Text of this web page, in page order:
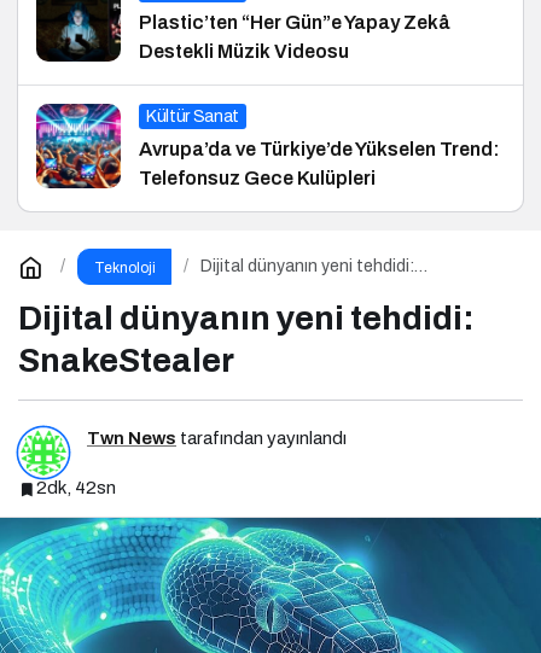
Plastic’ten “Her Gün”e Yapay Zekâ
Destekli Müzik Videosu
Kültür Sanat
Avrupa’da ve Türkiye’de Yükselen Trend:
Telefonsuz Gece Kulüpleri
Teknoloji
Dijital dünyanın yeni tehdidi:
Dijital dünyanın yeni tehdidi:
SnakeStealer
Twn News tarafından yayınlandı
2dk, 42sn